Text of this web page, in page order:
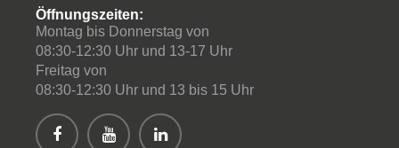
Öffnungszeiten:
Montag bis Donnerstag von
08:30-12:30 Uhr und 13-17 Uhr
Freitag von
08:30-12:30 Uhr und 13 bis 15 Uhr